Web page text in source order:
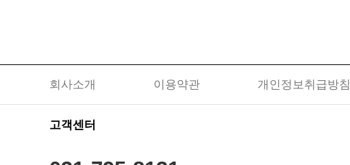
회사소개 이용약관 개인정보취급방침
고객센터